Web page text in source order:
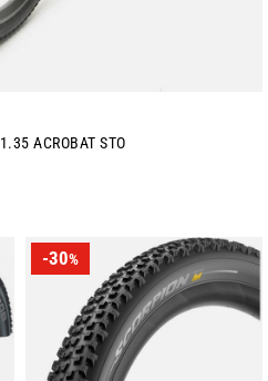
ACROBAT STO
-30%